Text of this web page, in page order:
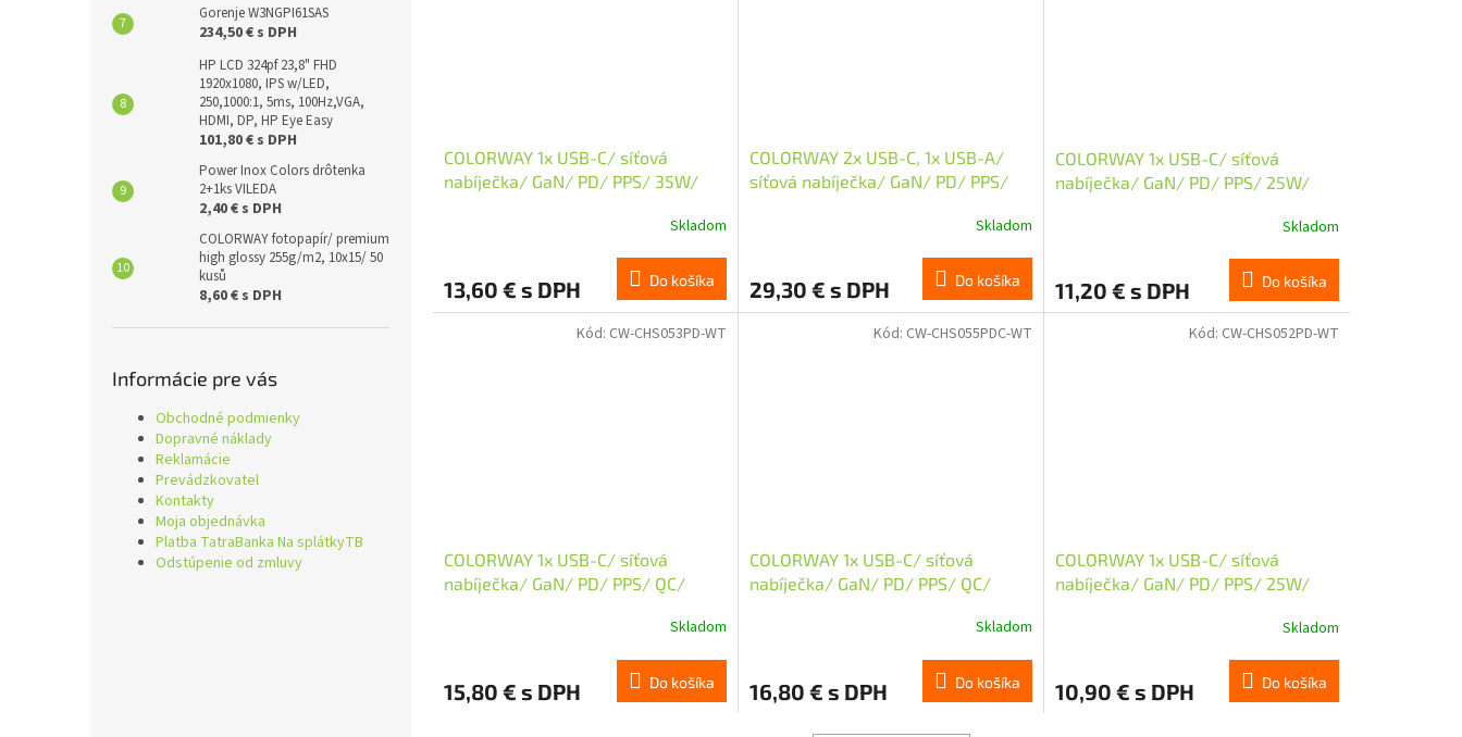
Gorenje W3NGPI61SAS
234,50 € s DPH
HP LCD 324pf 23,8" FHD
1920x1080, IPS w/LED,
250,1000:1, 5ms, 100Hz,VGA,
HDMI, DP, HP Eye Easy
101,80 € s DPH
Power Inox Colors drôtenka
2+1ks VILEDA
2,40 € s DPH
COLORWAY fotopapír/ premium
high glossy 255g/m2, 10x15/ 50
kusů
8,60 € s DPH
Informácie pre vás
Obchodné podmienky
Dopravné náklady
Reklamácie
Prevádzkovatel
Kontakty
Moja objednávka
Platba TatraBanka Na splátkyTB
Odstúpenie od zmluvy
COLORWAY 1x USB-C/ síťová
nabíječka/ GaN/ PD/ PPS/ 35W/
Skladom
13,60 € s DPH Do košíka
COLORWAY 2x USB-C, 1x USB-A/
síťová nabíječka/ GaN/ PD/ PPS/
Skladom
29,30 € s DPH Do košíka
COLORWAY 1x USB-C/ síťová
nabíječka/ GaN/ PD/ PPS/ 25W/
Skladom
11,20 € s DPH Do košíka
COLORWAY 1x USB-C/ síťová
nabíječka/ GaN/ PD/ PPS/ QC/
Skladom
15,80 € s DPH Do košíka
Kód: CW-CHS053PD-WT
COLORWAY 1x USB-C/ síťová
nabíječka/ GaN/ PD/ PPS/ QC/
Skladom
16,80 € s DPH Do košíka
Kód: CW-CHS055PDC-WT
COLORWAY 1x USB-C/ síťová
nabíječka/ GaN/ PD/ PPS/ 25W/
Skladom
10,90 € s DPH Do košíka
Kód: CW-CHS052PD-WT